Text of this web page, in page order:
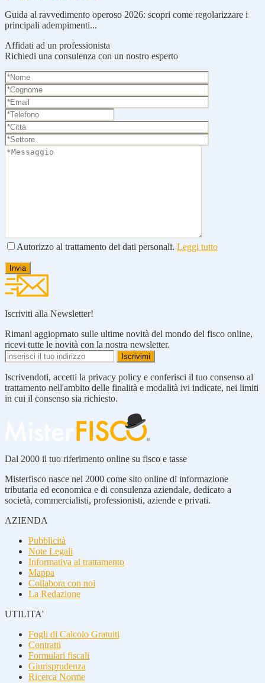
Guida al ravvedimento operoso 2026: scopri come regolarizzare i
principali adempimenti...
Affidati ad un professionista
Richiedi una consulenza con un nostro esperto
Autorizzo al trattamento dei dati personali. Leggi tutto
Iscriviti alla Newsletter!
Rimani aggioprnato sulle ultime novità del mondo del fisco online,
ricevi tutte le novità con la nostra newsletter.
Iscrivendoti, accetti la privacy policy e conferisci il tuo consenso al
trattamento nell'ambito delle finalità e modalità ivi indicate, nei limiti
in cui il consenso sia richiesto.
Dal 2000 il tuo riferimento online su fisco e tasse
Misterfisco nasce nel 2000 come sito online di informazione
tributaria ed economica e di consulenza aziendale, dedicato a
società, commercialisti, professionisti, aziende e privati.
AZIENDA
Pubblicità
Note Legali
Informativa al trattamento
Mappa
Collabora con noi
La Redazione
UTILITA'
Fogli di Calcolo Gratuiti
Contratti
Formulari fiscali
Giurisprudenza
Ricerca Norme